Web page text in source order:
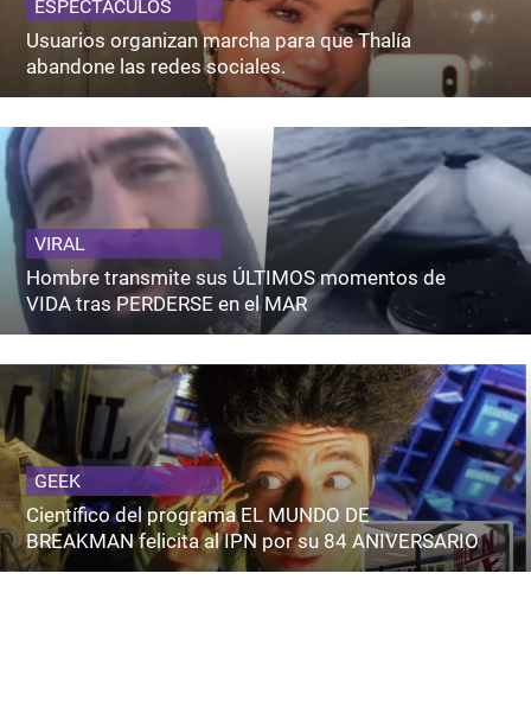
ESPECTACULOS
Usuarios organizan marcha para que Thalía
abandone las redes sociales.
VIRAL
Hombre transmite sus ÚLTIMOS momentos de
VIDA tras PERDERSE en el MAR
GEEK
Científico del programa EL MUNDO DE
BREAKMAN felicita al IPN por su 84 ANIVERSARIO